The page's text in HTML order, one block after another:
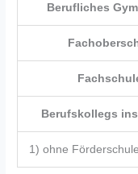
1) ohne
Berufliches
Berufskollegs